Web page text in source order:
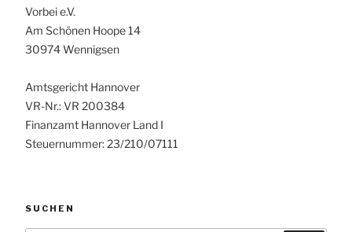
Vorbei e.V.
Am Schönen Hoope 14
30974 Wennigsen
Amtsgericht Hannover
VR-Nr.: VR 200384
Finanzamt Hannover Land I
Steuernummer: 23/210/07111
SUCHEN